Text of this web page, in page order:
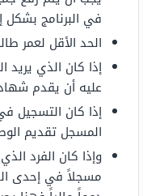
في البرنامج بشكل
الحد الأقل لعمر
إذا كان الذي يريد
عليه أن يقدم
إذا كان التسجيل
المسجل تقديم
وإذا كان الفرد
مسجلاً في إحدى